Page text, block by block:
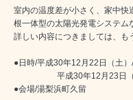
室内の温度差が小さく、家中快
根一体型の太陽光発電システム
詳しい内容につきましては、も
●日時/平成30年12月22日（土
平成30年12月23日（日
●会場/湯梨浜町久留